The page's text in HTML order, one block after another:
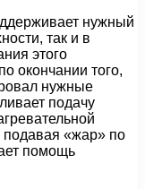
нужный
так и в
этого
окончании того,
нужные
подачу
подавая «жар» по
помощь